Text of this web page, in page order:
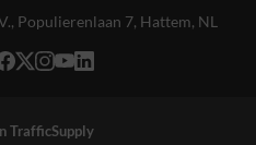
Populierenlaan 7, Hattem, NL
TrafficSupply